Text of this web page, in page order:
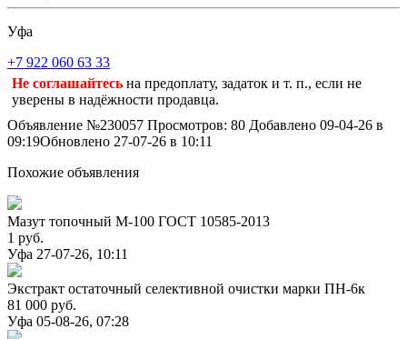
Уфа
+7 922 060 63 33
Не соглашайтесь на предоплату, задаток и т. п., если не
уверены в надёжности продавца.
Объявление №230057 Просмотров: 80 Добавлено 09-04-26 в
09:19Обновлено 27-07-26 в 10:11
Похожие объявления
Мазут топочный М-100 ГОСТ 10585-2013
1 руб.
Уфа 27-07-26, 10:11
Экстракт остаточный селективной очистки марки ПН-6к
81 000 руб.
Уфа 05-08-26, 07:28